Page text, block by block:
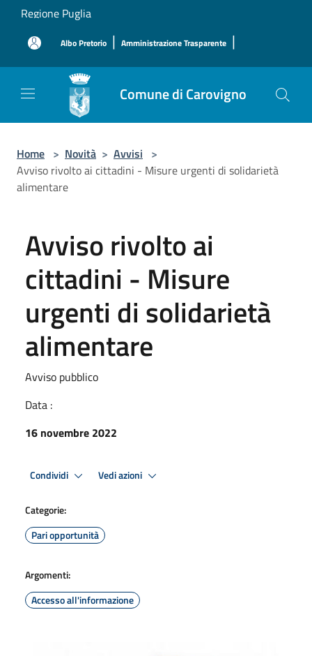
Salta al contenuto principale
Regione Puglia
Albo Pretorio | Amministrazione Trasparente |
Comune di Carovigno
Home > Novità > Avvisi >
Avviso rivolto ai cittadini - Misure urgenti di solidarietà
alimentare
Avviso rivolto ai
cittadini - Misure
urgenti di solidarietà
alimentare
Avviso pubblico
Data :
16 novembre 2022
Condividi Vedi azioni
Categorie:
Pari opportunità
Argomenti:
Accesso all'informazione